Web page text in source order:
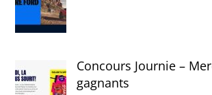
Concours Journie –
gagnants